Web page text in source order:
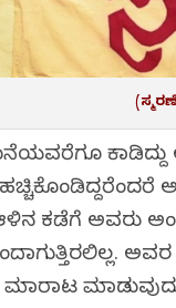
ಕಡೆಗೆ ಅವರು